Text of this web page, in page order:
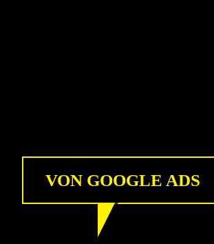
VON GOOGLE ADS